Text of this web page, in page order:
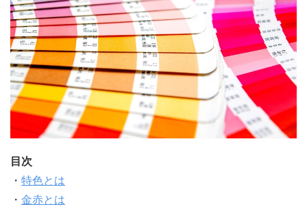
目次
・ 特色とは
・ 金赤とは